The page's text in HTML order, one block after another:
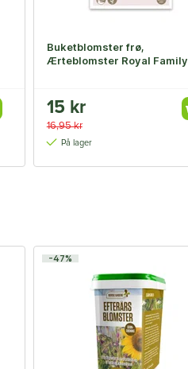
Buketblomster frø,
Ærteblomster Royal Family
15 kr
16,95 kr
På lager
-47%